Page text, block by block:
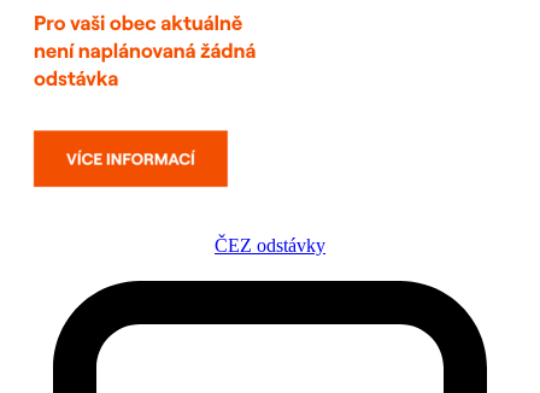
ČEZ odstávky